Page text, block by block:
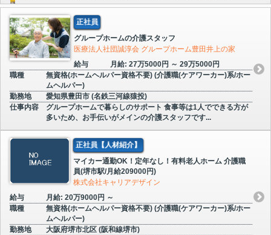
正社員
グループホームの介護スタッフ
医療法人社団誠淳会 グループホーム豊田井上の家
給与
月給: 27万5000円 ～ 29万5000円
職種
無資格(ホームヘルパー資格不要) (介護職(ケアワーカー)系/ホー
ムヘルパー)
勤務地
愛知県豊田市 (名鉄三河線猿投)
仕事内容
グループホームで暮らしのサポート 食事等は1人でできる方が
多いため、お手伝いがメインの介護スタッフです...
正社員【人材紹介】
マイカー通勤OK！定年なし！有料老人ホーム 介護職
員(堺市駅/月給209000円)
株式会社キャリアデザイン
給与
月給: 20万9000円 ～
職種
無資格(ホームヘルパー資格不要) (介護職(ケアワーカー)系/ホー
ムヘルパー)
勤務地
大阪府堺市北区 (阪和線堺市)